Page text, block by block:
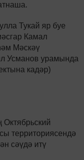
Тукай яр буе
Камал
Мәскәү
Усманов урамында
кадәр)
территориясендә
сәүдә итү